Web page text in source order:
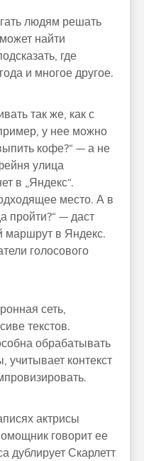
людям решать
найти
где
и многое другое.
так же, как с
у нее можно
кофе?“ — а не
улица
в „Яндекс“.
место. А в
пройти?“ — даст
маршрут в Яндекс.
голосового
сеть,
текстов.
обрабатывать
контекст
актрисы
говорит ее
дублирует Скарлетт